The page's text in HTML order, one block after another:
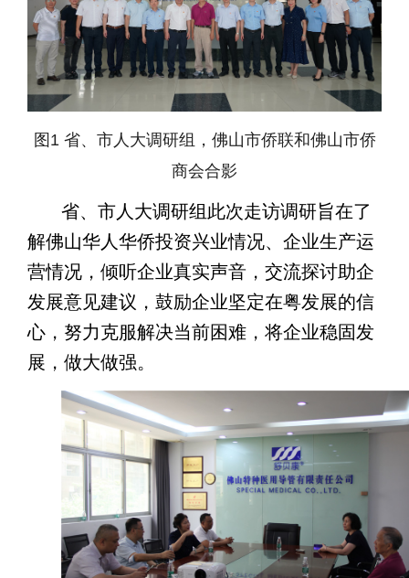
图 1 省、市人大调研组，佛山市侨联和佛山市侨
商会合影
省、市人大调研组此次走访调研旨在了
解佛山华人华侨投资兴业情况、企业生产运
营情况，倾听企业真实声音，交流探讨助企
发展意见建议，鼓励企业坚定在粤发展的信
心，努力克服解决当前困难，将企业稳固发
展，做大做强。